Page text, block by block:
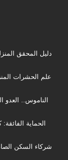
دليل المحقق
علم الحشرات
الناموس..
الحماية
شركاء السكن